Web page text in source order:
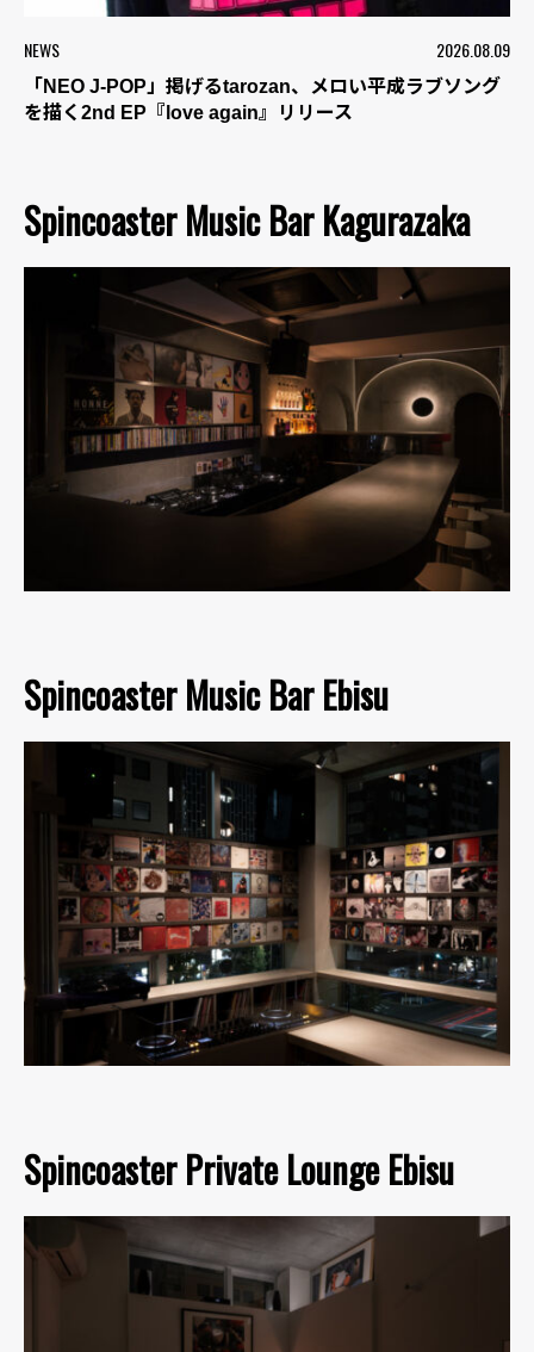
NEWS 2026.08.09
「NEO J-POP」掲げるtarozan、メロい平成ラブソング
を描く2nd EP『love again』リリース
Spincoaster Music Bar Kagurazaka
Spincoaster Music Bar Ebisu
Spincoaster Private Lounge Ebisu